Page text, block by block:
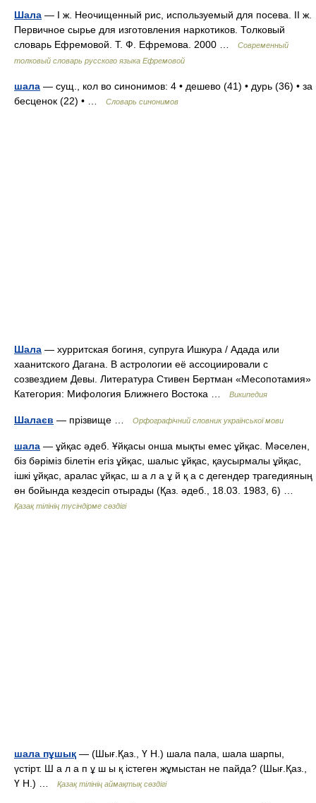
Шала — I ж. Неочищенный рис, используемый для посева. II ж.
Первичное сырье для изготовления наркотиков. Толковый
словарь Ефремовой. Т. Ф. Ефремова. 2000 …
Современный
толковый словарь русского языка Ефремовой
шала — сущ., кол во синонимов: 4 • дешево (41) • дурь (36) • за
бесценок (22) • …
Словарь синонимов
Шала — хурритская богиня, супруга Ишкура / Адада или
хаанитского Дагана. В астрологии её ассоциировали с
созвездием Девы. Литература Стивен Бертман «Месопотамия»
Категория: Мифология Ближнего Востока …
Википедия
Шалаєв — прізвище … Орфографічний словник української мови
шала — ұйқас әдеб. Ұйқасы онша мықты емес ұйқас. Мәселен,
біз бәріміз білетін егіз ұйқас, шалыс ұйқас, қаусырмалы ұйқас,
ішкі ұйқас, аралас ұйқас, ш а л а ұ й қ а с дегендер трагедияның
өн бойында кездесіп отырады (Қаз. әдеб., 18.03. 1983, 6) …
Қазақ тілінің түсіндірме сөздігі
шала пұшық — (Шығ.Қаз., Ү Н.) шала пала, шала шарпы,
үстірт. Ш а л а п ұ ш ы қ істеген жұмыстан не пайда? (Шығ.Қаз.,
Ү Н.) …
Қазақ тілінің аймақтық сөздігі